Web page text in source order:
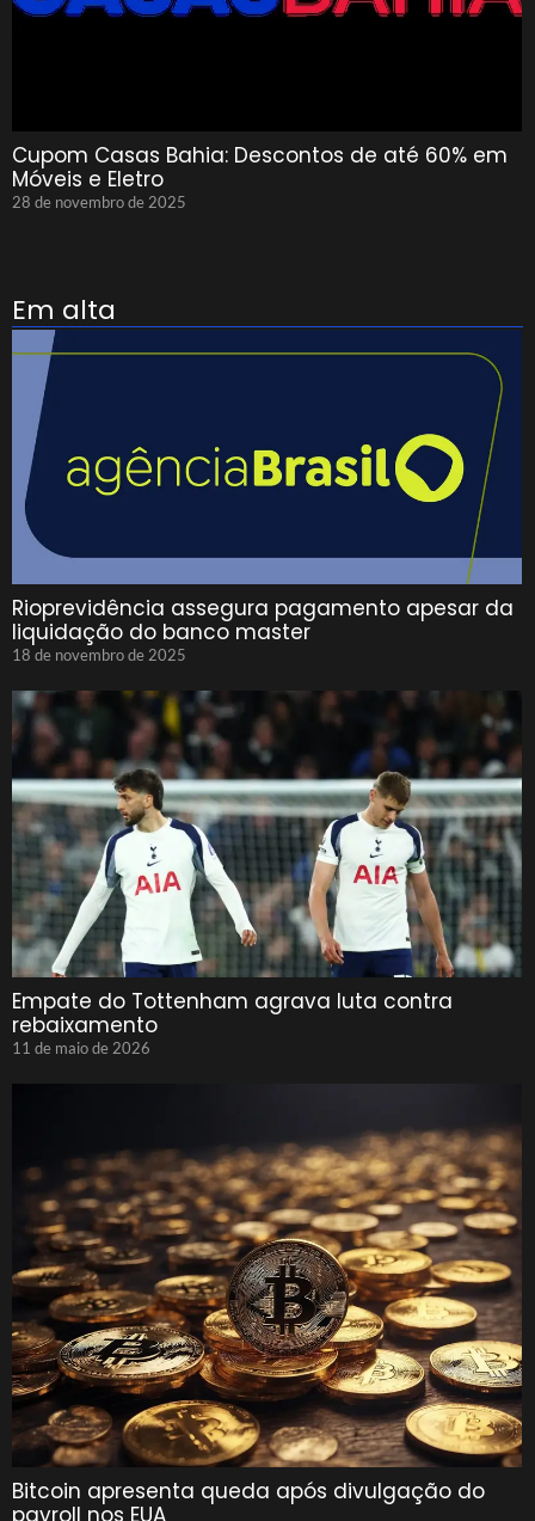
Cupom Casas Bahia: Descontos de até 60% em
Móveis e Eletro
28 de novembro de 2025
Em alta
Rioprevidência assegura pagamento apesar da
liquidação do banco master
18 de novembro de 2025
Empate do Tottenham agrava luta contra
rebaixamento
11 de maio de 2026
Bitcoin apresenta queda após divulgação do
payroll nos EUA